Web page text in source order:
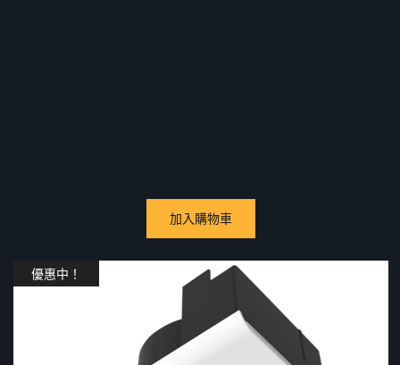
加入購物車
優惠中！